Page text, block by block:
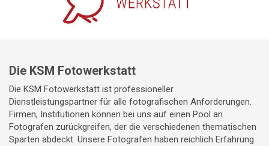
Die KSM Fotowerkstatt
Die KSM Fotowerkstatt ist professioneller
Dienstleistungspartner für alle fotografischen Anforderungen.
Firmen, Institutionen können bei uns auf einen Pool an
Fotografen zurückgreifen, der die verschiedenen thematischen
Sparten abdeckt. Unsere Fotografen haben reichlich Erfahrung